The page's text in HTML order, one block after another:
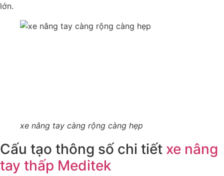
lớn.
xe nâng tay càng rộng càng hẹp
Cấu tạo thông số chi tiết xe nâng
tay thấp Meditek